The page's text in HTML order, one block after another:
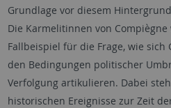
Grundlage vor diesem
Die Karmelitinnen von
Fallbeispiel für die Frage, wie
den Bedingungen politischer
Verfolgung artikulieren. Dabei
historischen Ereignisse zur Zeit